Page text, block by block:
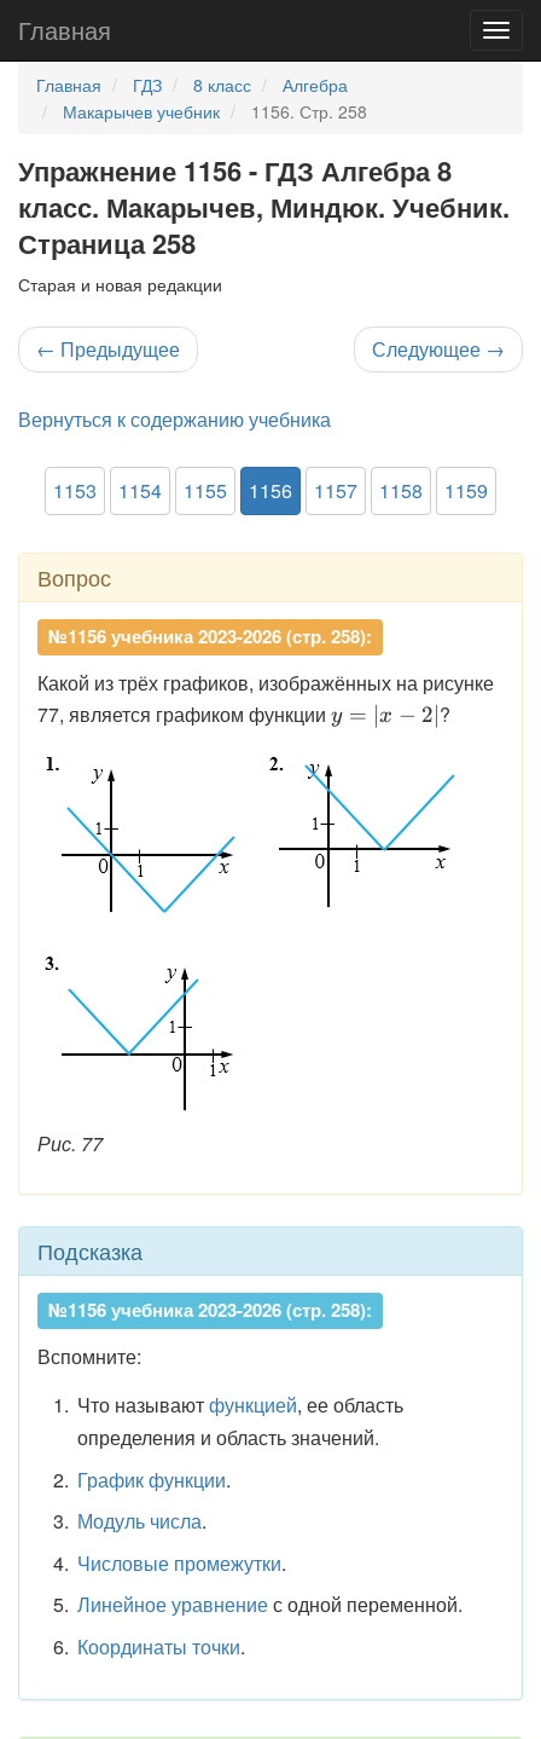
Главная
Главная ГДЗ 8 класс
Алгебра
Макарычев учебник
1156. Стр. 258
Упражнение 1156 - ГДЗ Алгебра 8
класс. Макарычев, Миндюк. Учебник.
Страница 258
Старая и новая редакции
← Предыдущее Следующее →
Вернуться к содержанию учебника
1153 1154 1155 1156 1157 1158 1159
Вопрос
№1156 учебника 2023-2026 (стр. 258):
Какой из трёх графиков, изображённых на рисунке
77, является графиком функции \displaystyle
y = ∣x − 2∣ ?
Рис. 77
Подсказка
№1156 учебника 2023-2026 (стр. 258):
Вспомните:
Что называютфункцией, ее область
определения и область значений.
График функции.
Модуль числа.
Числовые промежутки.
Линейное уравнениес одной переменной.
Координаты точки.